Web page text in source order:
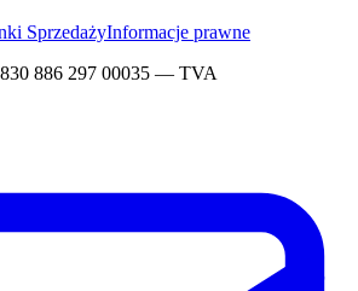
SprzedażyInformacje prawne
886 297 00035 — TVA